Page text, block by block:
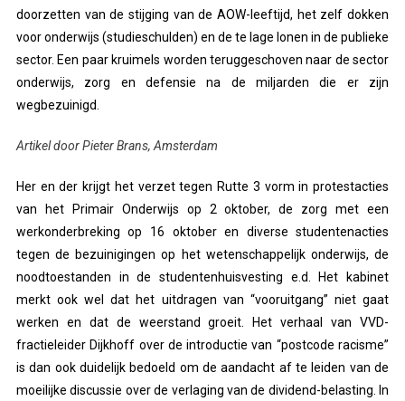
doorzetten van de stijging van de AOW-leeftijd, het zelf dokken
voor onderwijs (studieschulden) en de te lage lonen in de publieke
sector. Een paar kruimels worden teruggeschoven naar de sector
onderwijs, zorg en defensie na de miljarden die er zijn
wegbezuinigd.
Artikel door Pieter Brans, Amsterdam
Her en der krijgt het verzet tegen Rutte 3 vorm in protestacties
van het Primair Onderwijs op 2 oktober, de zorg met een
werkonderbreking op 16 oktober en diverse studentenacties
tegen de bezuinigingen op het wetenschappelijk onderwijs, de
noodtoestanden in de studentenhuisvesting e.d. Het kabinet
merkt ook wel dat het uitdragen van “vooruitgang” niet gaat
werken en dat de weerstand groeit. Het verhaal van VVD-
fractieleider Dijkhoff over de introductie van “postcode racisme”
is dan ook duidelijk bedoeld om de aandacht af te leiden van de
moeilijke discussie over de verlaging van de dividend-belasting. In